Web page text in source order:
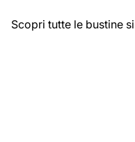
Scopri tutte le bustine